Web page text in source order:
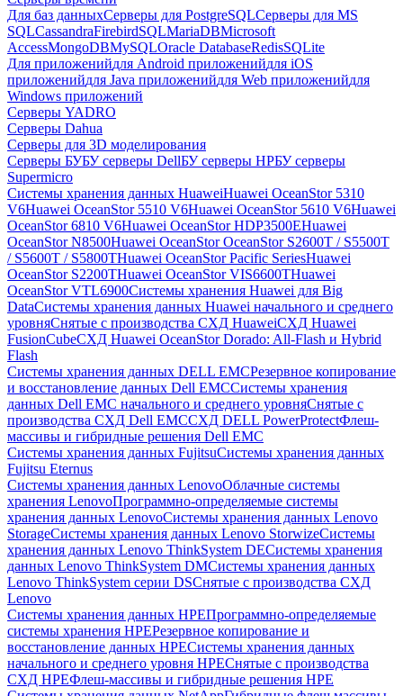
Для баз данныхСерверы для PostgreSQLСерверы для MS
SQLCassandraFirebirdSQLMariaDBMicrosoft
AccessMongoDBMySQLOracle DatabaseRedisSQLite
Для приложенийдля Android приложенийдля iOS
приложенийдля Java приложенийдля Web приложенийдля
Windows приложений
Серверы YADRO
Серверы Dahua
Серверы для 3D моделирования
Серверы БУБУ серверы DellБУ серверы HPБУ серверы
Supermicro
Системы хранения данных HuaweiHuawei OceanStor 5310
V6Huawei OceanStor 5510 V6Huawei OceanStor 5610 V6Huawei
OceanStor 6810 V6Huawei OceanStor HDP3500EHuawei
OceanStor N8500Huawei OceanStor OceanStor S2600T / S5500T
/ S5600T / S5800THuawei OceanStor Pacific SeriesHuawei
OceanStor S2200THuawei OceanStor VIS6600THuawei
OceanStor VTL6900Системы хранения Huawei для Big
DataСистемы хранения данных Huawei начального и среднего
уровняСнятые с производства СХД HuaweiСХД Huawei
FusionCubeСХД Huawei OceanStor Dorado: All-Flash и Hybrid
Flash
Системы хранения данных DELL EMCРезервное копирование
и восстановление данных Dell EMCСистемы хранения
данных Dell EMC начального и среднего уровняСнятые с
производства СХД Dell EMCСХД DELL PowerProtectФлеш-
массивы и гибридные решения Dell EMC
Системы хранения данных FujitsuСистемы хранения данных
Fujitsu Eternus
Системы хранения данных LenovoОблачные системы
хранения LenovoПрограммно-определяемые системы
хранения данных LenovoСистемы хранения данных Lenovo
StorageСистемы хранения данных Lenovo StorwizeСистемы
хранения данных Lenovo ThinkSystem DEСистемы хранения
данных Lenovo ThinkSystem DMСистемы хранения данных
Lenovo ThinkSystem серии DSСнятые с производства СХД
Lenovo
Системы хранения данных HPEПрограммно-определяемые
системы хранения HPEРезервное копирование и
восстановление данных HPEСистемы хранения данных
начального и среднего уровня HPEСнятые с производства
СХД HPEФлеш-массивы и гибридные решения HPE